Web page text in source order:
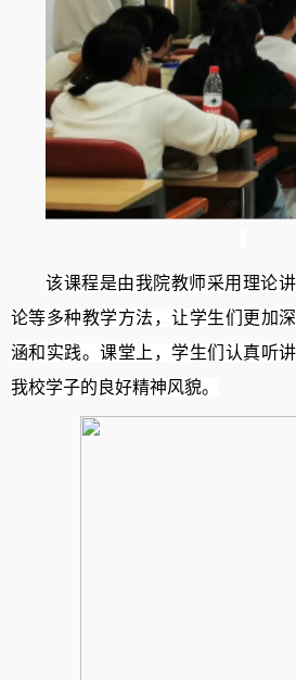
该课程是由我院教师采用 理论
论等多种教学方法，让学生们更加
涵和实践。课堂上，学生们 认真听
我校学子的良好精神风貌。